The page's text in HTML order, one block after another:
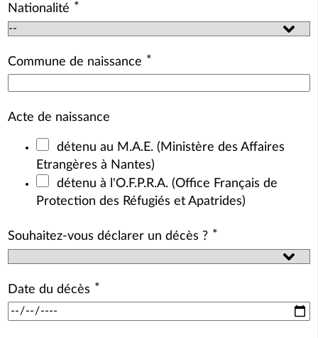
Nationalité *
Commune de naissance *
Acte de naissance
détenu au M.A.E. (Ministère des Affaires
Etrangères à Nantes)
détenu à l'O.F.P.R.A. (Office Français de
Protection des Réfugiés et Apatrides)
Souhaitez-vous déclarer un décès ? *
Date du décès *